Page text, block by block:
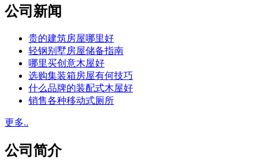
公司新闻
贵的建筑房屋哪里好
轻钢别墅房屋储备指南
哪里买创意木屋好
选购集装箱房屋有何技巧
什么品牌的装配式木屋好
销售各种移动式厕所
更多..
公司简介